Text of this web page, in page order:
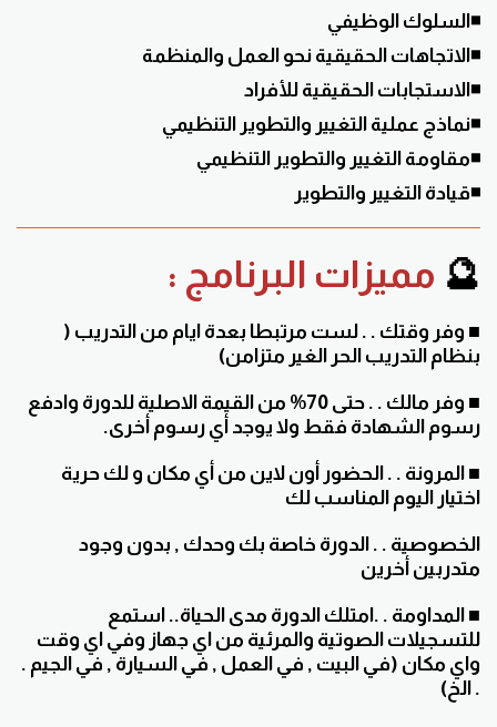
◾السلوك الوظيفي
◾الاتجاهات الحقيقية نحو العمل والمنظمة
◾الاستجابات الحقيقية للأفراد
◾نماذج عملية التغيير والتطوير التنظيمي
◾مقاومة التغيير والتطوير التنظيمي
◾قيادة التغيير والتطوير
🔮 مميزات البرنامج :
■ وفر وقتك . . لست مرتبطا بعدة ايام من التدريب (
بنظام التدريب الحر الغير متزامن)
■ وفر مالك . . حتى 70% من القيمة الاصلية للدورة وادفع
رسوم الشهادة فقط ولا يوجد أي رسوم أخرى.
■ المرونة . . الحضور أون لاين من أي مكان و لك حرية
اختيار اليوم المناسب لك
الخصوصية . . الدورة خاصة بك وحدك , بدون وجود
متدربين أخرين
■ المداومة . .امتلك الدورة مدى الحياة.. استمع
للتسجيلات الصوتية والمرئية من اي جهاز وفي اي وقت
واي مكان (في البيت , في العمل , في السيارة , في الجيم .
. الخ)